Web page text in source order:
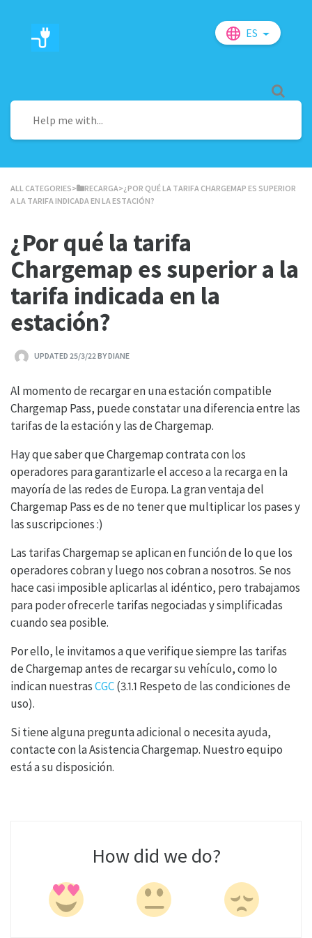
ES
ALL CATEGORIES​>​ ​RECARGA​>​ ¿POR QUÉ LA TARIFA CHARGEMAP ES SUPERIOR
A LA TARIFA INDICADA EN LA ESTACIÓN?
¿Por qué la tarifa
Chargemap es superior a la
tarifa indicada en la
estación?
UPDATED 25/3/22 BY DIANE
Al momento de recargar en una estación compatible
Chargemap Pass, puede constatar una diferencia entre las
tarifas de la estación y las de Chargemap.
Hay que saber que Chargemap contrata con los
operadores para garantizarle el acceso a la recarga en la
mayoría de las redes de Europa. La gran ventaja del
Chargemap Pass es de no tener que multiplicar los pases y
las suscripciones :)
Las tarifas Chargemap se aplican en función de lo que los
operadores cobran y luego nos cobran a nosotros. Se nos
hace casi imposible aplicarlas al idéntico, pero trabajamos
para poder ofrecerle tarifas negociadas y simplificadas
cuando sea posible.
Por ello, le invitamos a que verifique siempre las tarifas
de Chargemap antes de recargar su vehículo, como lo
indican nuestrasCGC(3.1.1 Respeto de las condiciones de
uso).
Si tiene alguna pregunta adicional o necesita ayuda,
contacte con la Asistencia Chargemap. Nuestro equipo
está a su disposición.
How did we do?